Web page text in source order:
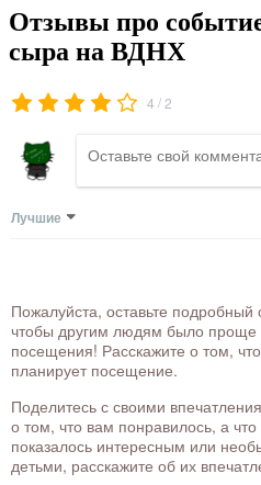
Отзывы про
сыра на ВДНХ
4 /2
Лучшие
Пожалуйста, оставьте
чтобы другим людям было проще
посещения! Расскажите о том, что
планирует посещение.
Поделитесь с своими
о том, что вам понравилось, а
показалось интересным или
детьми, расскажите об их